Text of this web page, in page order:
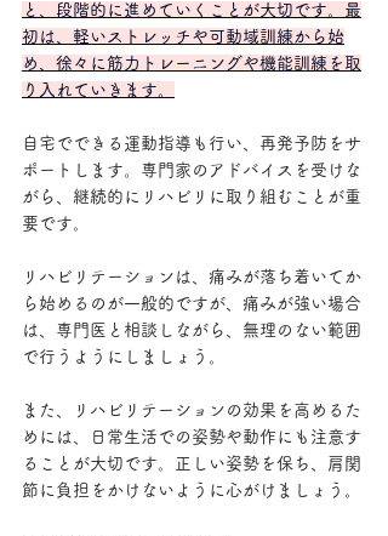
と、段階的に進めていくことが大切です。最
初は、軽いストレッチや可動域訓練から始
め、徐々に筋力トレーニングや機能訓練を取
り入れていきます。
自宅でできる運動指導も行い、再発予防をサ
ポートします。専門家のアドバイスを受けな
がら、継続的にリハビリに取り組むことが重
要です。
リハビリテーションは、痛みが落ち着いてか
ら始めるのが一般的ですが、痛みが強い場合
は、専門医と相談しながら、無理のない範囲
で行うようにしましょう。
また、リハビリテーションの効果を高めるた
めには、日常生活での姿勢や動作にも注意す
ることが大切です。正しい姿勢を保ち、肩関
節に負担をかけないように心がけましょう。